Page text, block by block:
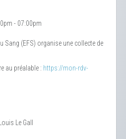
- 07:00pm
Sang (EFS) organise une collecte de
au préalable : https://mon-rdv-
Le Gall